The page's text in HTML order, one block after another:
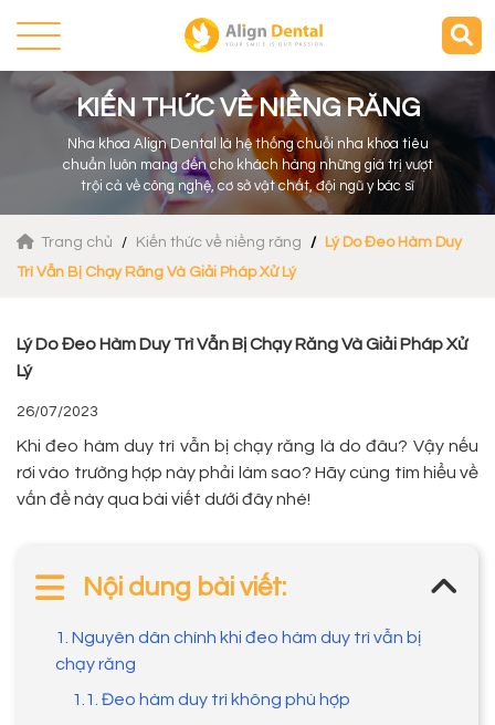
KIẾN THỨC VỀ NIỀNG RĂNG
Nha khoa Align Dental là hệ thống chuỗi nha khoa tiêu
chuẩn luôn mang đến cho khách hàng những giá trị vượt
trội cả về công nghệ, cơ sở vật chất, đội ngũ y bác sĩ
Trang chủ Kiến thức về niềng răng
Lý Do Đeo Hàm Duy
Trì Vẫn Bị Chạy Răng Và Giải Pháp Xử Lý
Lý Do Đeo Hàm Duy Trì Vẫn Bị Chạy Răng Và Giải Pháp Xử
Lý
26/07/2023
Khi đeo hàm duy trì vẫn bị chạy răng là do đâu? Vậy nếu
rơi vào trường hợp này phải làm sao? Hãy cùng tìm hiểu về
vấn đề này qua bài viết dưới đây nhé!
Nội dung bài viết:
1. Nguyên dân chính khi đeo hàm duy trì vẫn bị
chạy răng
1.1. Đeo hàm duy trì không phù hợp